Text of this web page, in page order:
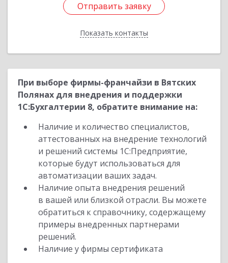
Отправить заявку
Показать контакты
Отправить заявку
Назад
При выборе фирмы-франчайзи в Вятских
Полянах для внедрения и поддержки
1С:Бухгалтерии 8, обратите внимание на:
Наличие и количество специалистов,
аттестованных на внедрение технологий
и решений системы 1С:Предприятие,
которые будут использоваться для
автоматизации ваших задач.
Наличие опыта внедрения решений
в вашей или близкой отрасли. Вы можете
обратиться к справочнику, содержащему
примеры внедренных партнерами
решений.
Наличие у фирмы сертификата